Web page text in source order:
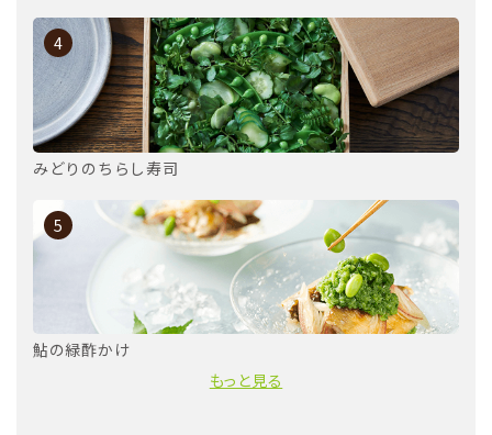
4
みどりのちらし寿司
5
鮎の緑酢かけ
もっと見る